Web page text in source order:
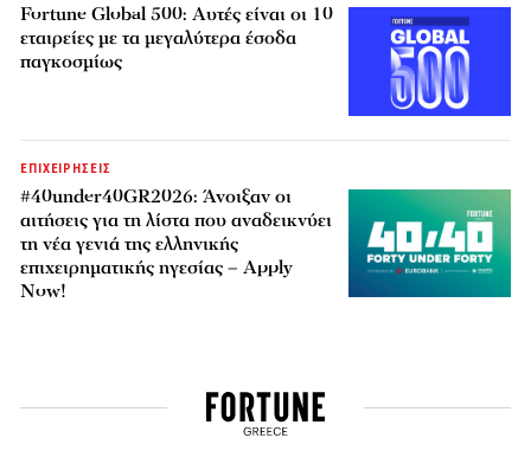
Fortune Global 500: Αυτές είναι οι 10
εταιρείες με τα μεγαλύτερα έσοδα
παγκοσμίως
ΕΠΙΧΕΙΡΗΣΕΙΣ
#40under40GR2026: Άνοιξαν οι
αιτήσεις για τη λίστα που αναδεικνύει
τη νέα γενιά της ελληνικής
επιχειρηματικής ηγεσίας – Apply
Now!